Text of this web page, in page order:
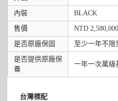
內裝 BLACK
售價 NTD 2,580,000
是否原廠保固 至少一年不限
是否提供原廠保
養
一年一次萬級
台灣標配